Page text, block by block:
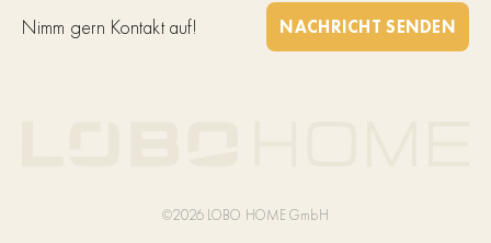
Nimm gern Kontakt auf! NACHRICHT SENDEN
©2026 LOBO HOME GmbH